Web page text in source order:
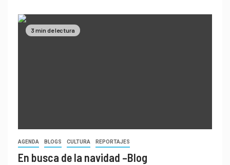
3 min de lectura
AGENDA BLOGS CULTURA REPORTAJES
En busca de la navidad –Blog